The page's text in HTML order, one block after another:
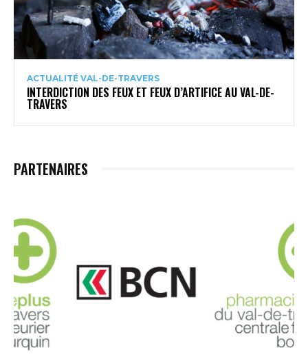
ACTUALITÉ VAL-DE-TRAVERS
INTERDICTION DES FEUX ET FEUX D’ARTIFICE AU VAL-DE-
TRAVERS
PARTENAIRES